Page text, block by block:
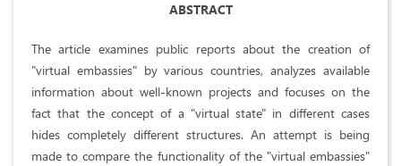
ABSTRACT
The article examines public reports about the creation of
"virtual embassies" by various countries, analyzes available
information about well-known projects and focuses on the
fact that the concept of a "virtual state" in different cases
hides completely different structures. An attempt is being
made to compare the functionality of the "virtual embassies"